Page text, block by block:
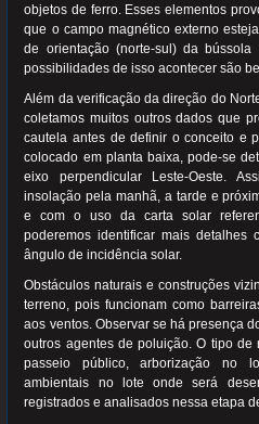
objetos de ferro. Esses elementos
que o campo magnético externo
de orientação (norte-sul) da
possibilidades de isso acontecer são
Além da verificação da direção do
coletamos muitos outros dados que
cautela antes de definir o conceito e
colocado em planta baixa, pode-se
eixo perpendicular Leste-Oeste.
insolação pela manhã, a tarde e
e com o uso da carta solar
poderemos identificar mais
ângulo de incidência solar.
Obstáculos naturais e construções
terreno, pois funcionam como
aos ventos. Observar se há presença
outros agentes de poluição. O tipo
passeio público, arborização no
ambientais no lote onde será
registrados e analisados nessa etapa